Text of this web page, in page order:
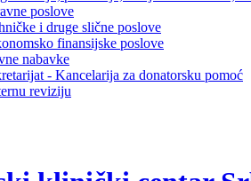
poslove
i druge slične poslove
finansijske poslove
nabavke
- Kancelarija za donatorsku pomoć
reviziju